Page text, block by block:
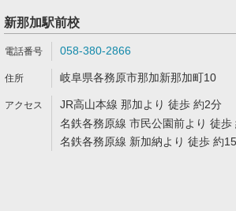
新那加駅前校
058-380-2866
岐阜県各務原市那加新那加町10
JR高山本線 那加より 徒歩 約2分
名鉄各務原線 市民公園前より 徒歩
名鉄各務原線 新加納より 徒歩 約